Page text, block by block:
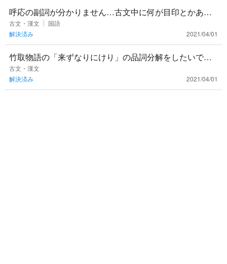
呼応の副詞が分かりません…古文中に何が目印とかあり
ますか？
古文・漢文
国語
解決済み
2021/04/01
竹取物語の「来ずなりにけり」の品詞分解をしたいで
す。どなたか教えてください！
古文・漢文
解決済み
2021/04/01